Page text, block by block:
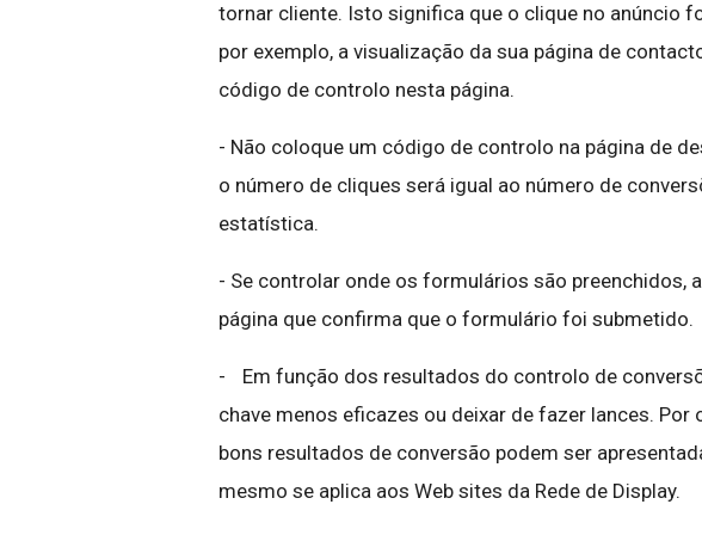
tornar cliente. Isto significa que o clique no anúncio
por exemplo, a visualização da sua página de
código de controlo nesta página.
- Não coloque um código de controlo na página de
o número de cliques será igual ao número de
estatística.
- Se controlar onde os formulários são preenchidos,
página que confirma que o formulário foi submetido.
- Em função dos resultados do controlo de
chave menos eficazes ou deixar de fazer lances. Por
bons resultados de conversão podem ser
mesmo se aplica aos Web sites da Rede de Display.